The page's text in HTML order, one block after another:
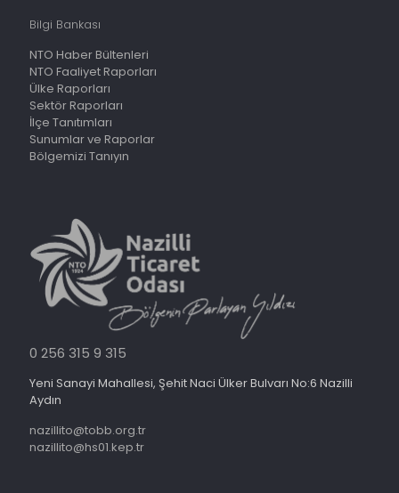
Bilgi Bankası
NTO Haber Bültenleri
NTO Faaliyet Raporları
Ülke Raporları
Sektör Raporları
İlçe Tanıtımları
Sunumlar ve Raporlar
Bölgemizi Tanıyın
0 256 315 9 315
Yeni Sanayi Mahallesi, Şehit Naci Ülker Bulvarı No:6 Nazilli
Aydın
nazillito@tobb.org.tr
nazillito@hs01.kep.tr